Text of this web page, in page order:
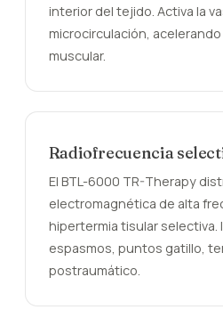
interior del tejido. Activa la
microcirculación,
muscular.
Radiofrecuencia
El BTL-6000 TR-Therapy
electromagnética de alta
hipertermia tisular selectiva.
espasmos, puntos gatillo,
postraumático.